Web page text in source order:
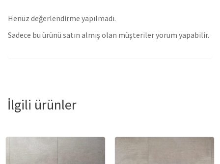
Henüz değerlendirme yapılmadı.
Sadece bu ürünü satın almış olan müşteriler yorum yapabilir.
İlgili ürünler